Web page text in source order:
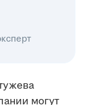
могут